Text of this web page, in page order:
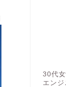
30代
エン